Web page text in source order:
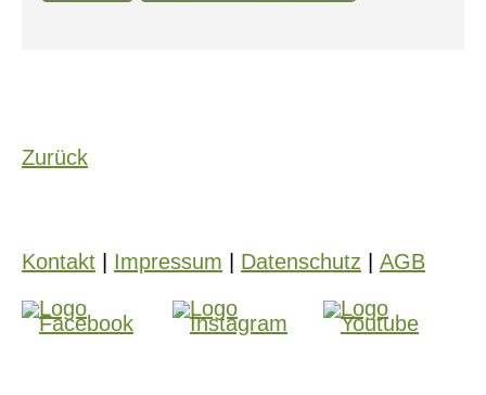
Zurück
Kontakt Impressum Datenschutz AGB